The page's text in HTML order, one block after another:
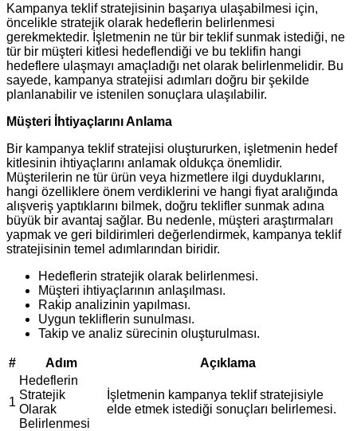
Kampanya teklif stratejisinin başarıya ulaşabilmesi için,
öncelikle stratejik olarak hedeflerin belirlenmesi
gerekmektedir. İşletmenin ne tür bir teklif sunmak istediği, ne
tür bir müşteri kitlesi hedeflendiği ve bu teklifin hangi
hedeflere ulaşmayı amaçladığı net olarak belirlenmelidir. Bu
sayede, kampanya stratejisi adımları doğru bir şekilde
planlanabilir ve istenilen sonuçlara ulaşılabilir.
Müşteri İhtiyaçlarını Anlama
Bir kampanya teklif stratejisi oluştururken, işletmenin hedef
kitlesinin ihtiyaçlarını anlamak oldukça önemlidir.
Müşterilerin ne tür ürün veya hizmetlere ilgi duyduklarını,
hangi özelliklere önem verdiklerini ve hangi fiyat aralığında
alışveriş yaptıklarını bilmek, doğru teklifler sunmak adına
büyük bir avantaj sağlar. Bu nedenle, müşteri araştırmaları
yapmak ve geri bildirimleri değerlendirmek, kampanya teklif
stratejisinin temel adımlarından biridir.
Hedeflerin stratejik olarak belirlenmesi.
Müşteri ihtiyaçlarının anlaşılması.
Rakip analizinin yapılması.
Uygun tekliflerin sunulması.
Takip ve analiz sürecinin oluşturulması.
# Adım Açıklama
1
Hedeflerin
Stratejik
Olarak
Belirlenmesi
İşletmenin kampanya teklif stratejisiyle
elde etmek istediği sonuçları belirlemesi.